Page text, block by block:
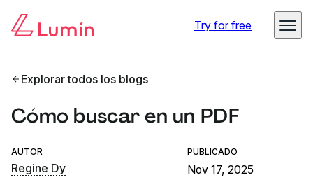
Try for free
Explorar todos los blogs
Cómo buscar en un PDF
AUTOR
Regine Dy
PUBLICADO
Nov 17, 2025